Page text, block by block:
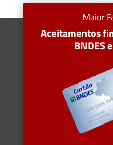
Maior
Aceitamentos
BNDES